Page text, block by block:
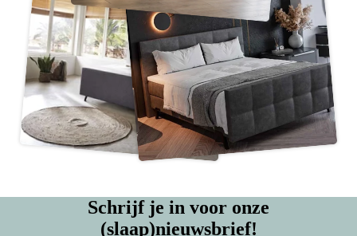
Schrijf je in voor onze
(slaap)nieuwsbrief!